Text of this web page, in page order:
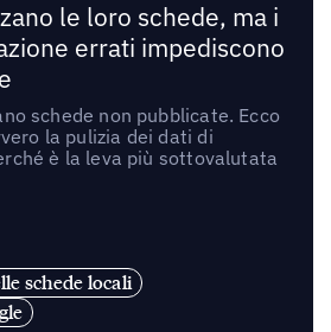
le loro schede, ma i
errati impediscono
schede non pubblicate. Ecco
la pulizia dei dati di
è la leva più sottovalutata
schede locali